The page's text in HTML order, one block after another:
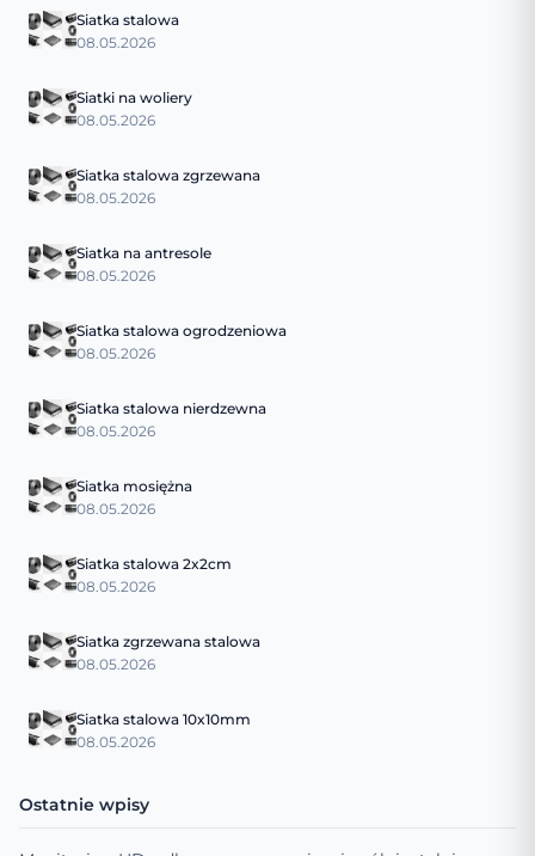
Siatka stalowa
08.05.2026
Siatki na woliery
08.05.2026
Siatka stalowa zgrzewana
08.05.2026
Siatka na antresole
08.05.2026
Siatka stalowa ogrodzeniowa
08.05.2026
Siatka stalowa nierdzewna
08.05.2026
Siatka mosiężna
08.05.2026
Siatka stalowa 2x2cm
08.05.2026
Siatka zgrzewana stalowa
08.05.2026
Siatka stalowa 10x10mm
08.05.2026
Ostatnie wpisy